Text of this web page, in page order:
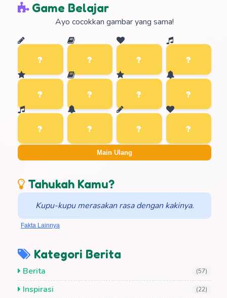
Game Belajar
Ayo cocokkan gambar yang sama!
Main Ulang
Tahukah Kamu?
Kupu-kupu merasakan rasa dengan kakinya.
Fakta Lainnya
Kategori Berita
Berita (57)
Inspirasi (22)